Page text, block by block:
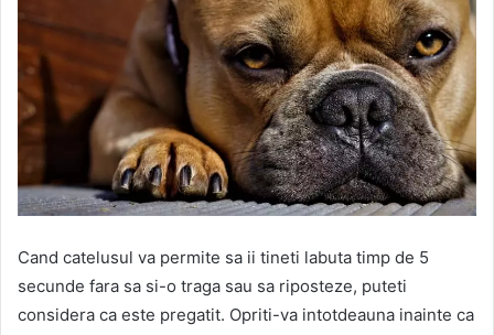
Cand catelusul va permite sa ii tineti labuta timp de 5
secunde fara sa si-o traga sau sa riposteze, puteti
considera ca este pregatit. Opriti-va intotdeauna inainte ca